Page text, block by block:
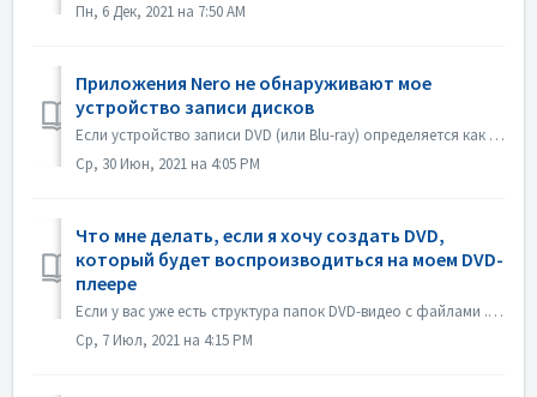
Пн, 6 Дек, 2021 на 7:50 AM
Приложения Nero не обнаруживают мое
устройство записи дисков
Если устройство записи DVD (или Blu-ray) определяется как устройство записи CD, обратитесь к этой статье: https://nerosupport.freshdesk.com/en/support/solu...
Ср, 30 Июн, 2021 на 4:05 PM
Что мне делать, если я хочу создать DVD,
который будет воспроизводиться на моем DVD-
плеере
Если у вас уже есть структура папок DVD-видео с файлами .VOB, .IFO/.BUP, вы можете использовать Nero BurningROM для записи DVD. 1. Создайте новый сборник. В...
Ср, 7 Июл, 2021 на 4:15 PM